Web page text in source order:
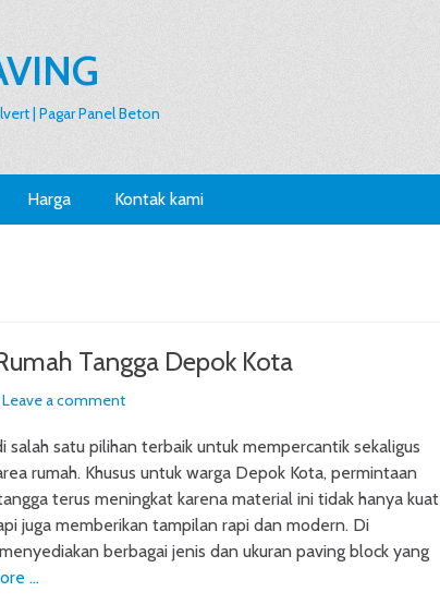
| Pagar Panel Beton
Harga Kontak kami
Tangga Depok Kota
Leave a comment
salah satu pilihan terbaik untuk mempercantik sekaligus
rumah. Khusus untuk warga Depok Kota, permintaan
terus meningkat karena material ini tidak hanya kuat
juga memberikan tampilan rapi dan modern. Di
berbagai jenis dan ukuran paving block yang
…